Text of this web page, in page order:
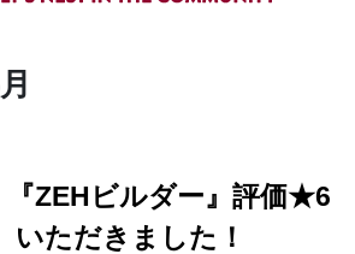
『ZEHビルダー』評価★6
いただきました！